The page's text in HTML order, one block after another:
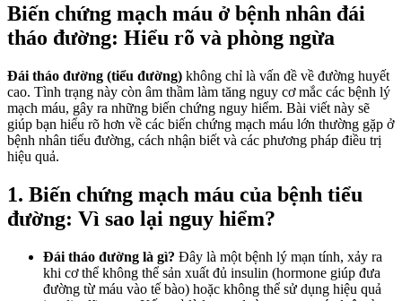
Biến chứng mạch máu ở bệnh nhân đái
tháo đường: Hiểu rõ và phòng ngừa
Đái tháo đường (tiểu đường) không chỉ là vấn đề về đường huyết
cao. Tình trạng này còn âm thầm làm tăng nguy cơ mắc các bệnh lý
mạch máu, gây ra những biến chứng nguy hiểm. Bài viết này sẽ
giúp bạn hiểu rõ hơn về các biến chứng mạch máu lớn thường gặp ở
bệnh nhân tiểu đường, cách nhận biết và các phương pháp điều trị
hiệu quả.
1. Biến chứng mạch máu của bệnh tiểu
đường: Vì sao lại nguy hiểm?
Đái tháo đường là gì? Đây là một bệnh lý mạn tính, xảy ra
khi cơ thể không thể sản xuất đủ insulin (hormone giúp đưa
đường từ máu vào tế bào) hoặc không thể sử dụng hiệu quả